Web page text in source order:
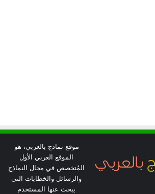
موقع نماذج بالعربي، هو
الموقع العربي الأول
المُتخصص في مجال النماذج
والرسائل والخطابات التي
يبحث عنها المستخدم